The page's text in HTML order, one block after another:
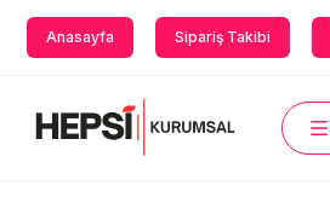
Anasayfa Sipariş Takibi